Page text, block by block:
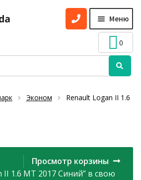
Меню
меню
0
Эконом
Renault Logan II 1.6
Просмотр корзины
II 1.6 MT 2017 Синий” в свою